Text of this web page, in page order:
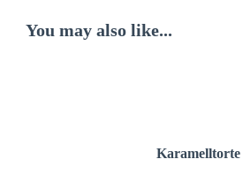
You may also like...
Karamelltorte